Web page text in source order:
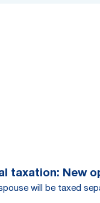
taxation: New
will be taxed